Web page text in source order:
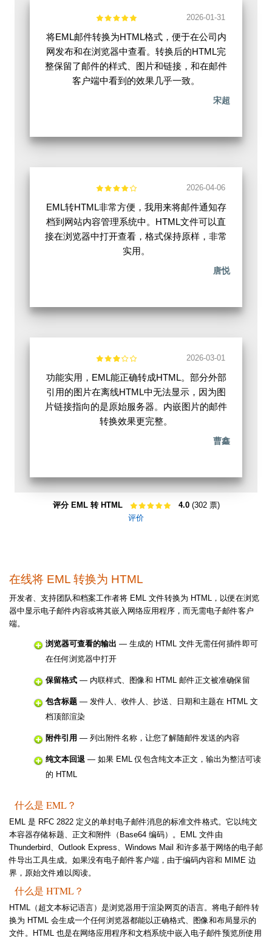
2026-01-31
将EML邮件转换为HTML格式，便于在公司内
网发布和在浏览器中查看。转换后的HTML完
整保留了邮件的样式、图片和链接，和在邮件
客户端中看到的效果几乎一致。
宋超
2026-04-06
EML转HTML非常方便，我用来将邮件通知存
档到网站内容管理系统中。HTML文件可以直
接在浏览器中打开查看，格式保持原样，非常
实用。
唐悦
2026-03-01
功能实用，EML能正确转成HTML。部分外部
引用的图片在离线HTML中无法显示，因为图
片链接指向的是原始服务器。内嵌图片的邮件
转换效果更完整。
曹鑫
评分 EML 转 HTML 4.0(302 票)
评价
在线将 EML 转换为 HTML
开发者、支持团队和档案工作者将 EML 文件转换为 HTML，以便在浏览
器中显示电子邮件内容或将其嵌入网络应用程序，而无需电子邮件客户
端。
浏览器可查看的输出 — 生成的 HTML 文件无需任何插件即可
在任何浏览器中打开
保留格式 — 内联样式、图像和 HTML 邮件正文被准确保留
包含标题 — 发件人、收件人、抄送、日期和主题在 HTML 文
档顶部渲染
附件引用 — 列出附件名称，让您了解随邮件发送的内容
纯文本回退 — 如果 EML 仅包含纯文本正文，输出为整洁可读
的 HTML
什么是 EML？
EML 是 RFC 2822 定义的单封电子邮件消息的标准文件格式。它以纯文
本容器存储标题、正文和附件（Base64 编码）。EML 文件由
Thunderbird、Outlook Express、Windows Mail 和许多基于网络的电子邮
件导出工具生成。如果没有电子邮件客户端，由于编码内容和 MIME 边
界，原始文件难以阅读。
什么是 HTML？
HTML（超文本标记语言）是浏览器用于渲染网页的语言。将电子邮件转
换为 HTML 会生成一个任何浏览器都能以正确格式、图像和布局显示的
文件。HTML 也是在网络应用程序和文档系统中嵌入电子邮件预览所使用